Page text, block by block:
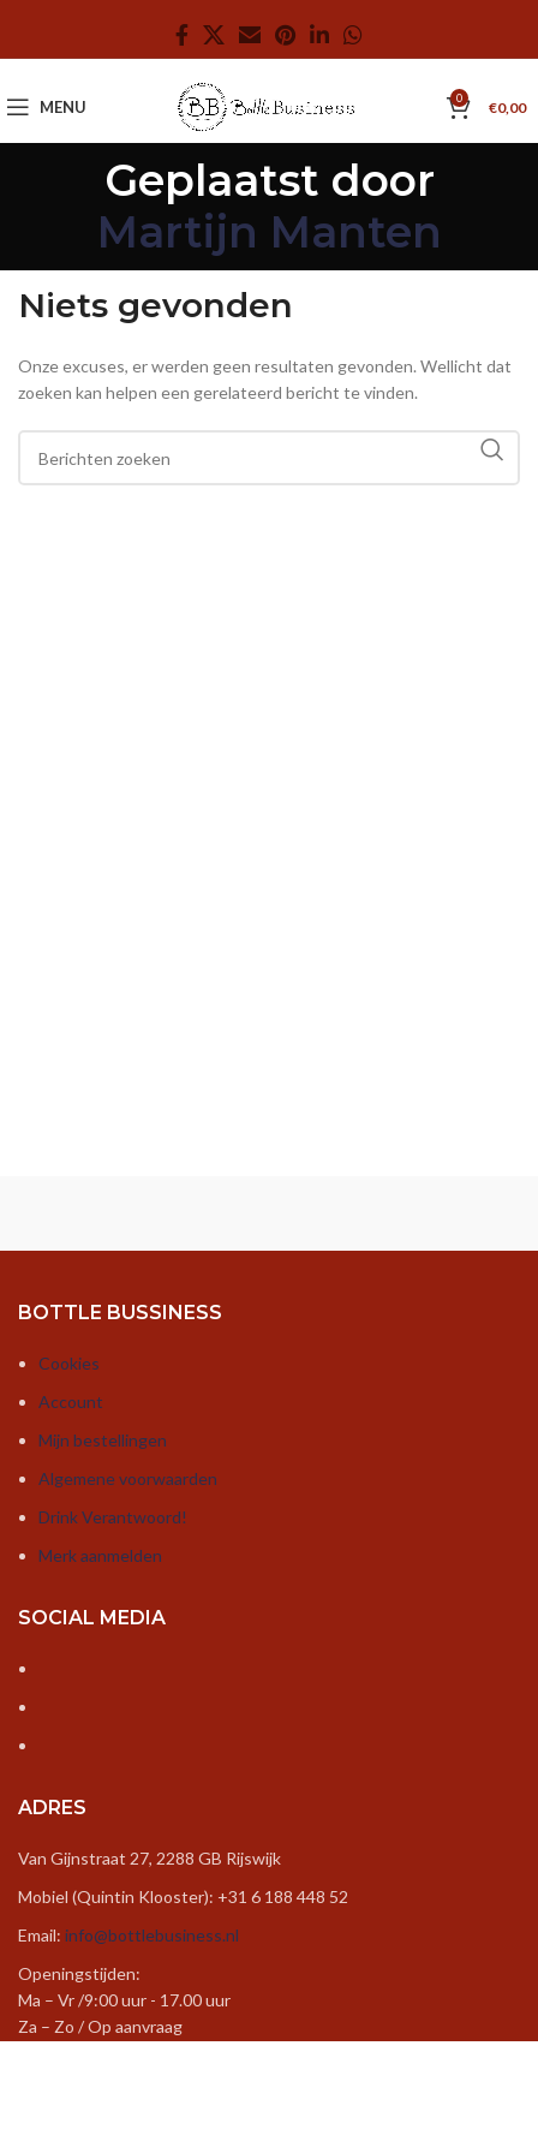
MENU 0 €0,00
Geplaatst door
Martijn Manten
Niets gevonden
Onze excuses, er werden geen resultaten gevonden. Wellicht dat
zoeken kan helpen een gerelateerd bericht te vinden.
BOTTLE BUSSINESS
Cookies
Account
Mijn bestellingen
Algemene voorwaarden
Drink Verantwoord!
Merk aanmelden
SOCIAL MEDIA
ADRES
Van Gijnstraat 27, 2288 GB Rijswijk
Mobiel (Quintin Klooster): +31 6 188 448 52
Email: info@bottlebusiness.nl
Openingstijden:
Ma – Vr /9:00 uur - 17.00 uur
Za – Zo / Op aanvraag